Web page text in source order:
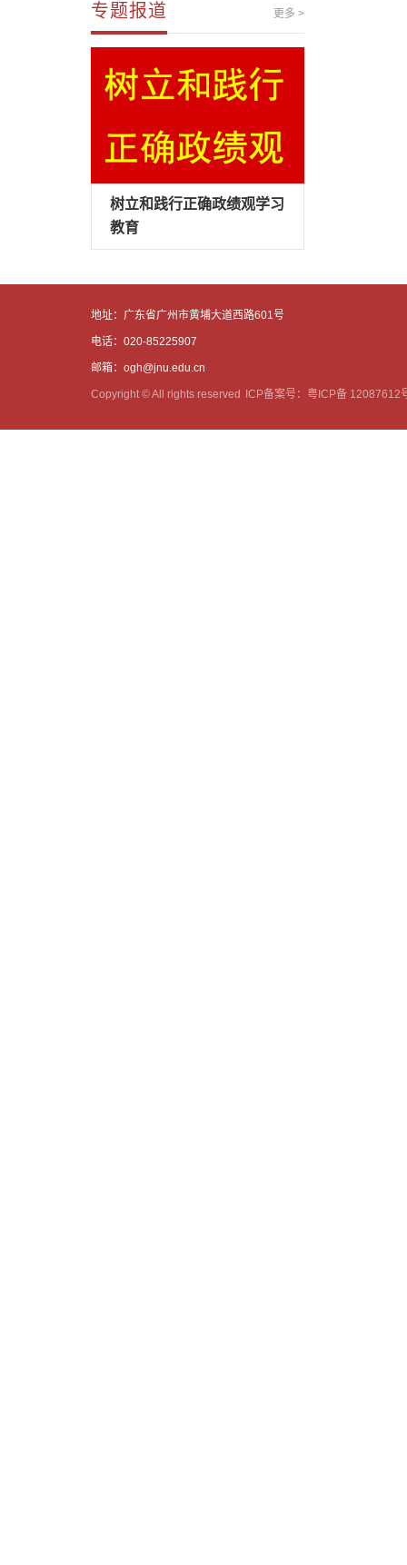
专题报道 更多 >
树立和践行正确政绩观学习
教育
地址：广东省广州市黄埔大道西路601号
电话：020-85225907
邮箱：ogh@jnu.edu.cn
Copyright © All rights reserved ICP备案号：粤ICP备 12087612